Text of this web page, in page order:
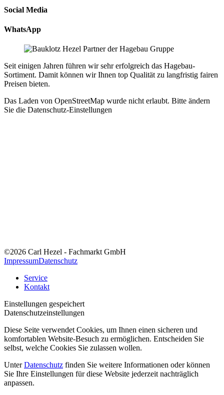
Social Media
WhatsApp
Seit einigen Jahren führen wir sehr erfolgreich das Hagebau-
Sortiment. Damit können wir Ihnen top Qualität zu langfristig fairen
Preisen bieten.
Das Laden von OpenStreetMap wurde nicht erlaubt. Bitte ändern
Sie die Datenschutz-Einstellungen
©2026 Carl Hezel - Fachmarkt GmbH
ImpressumDatenschutz
Service
Kontakt
Einstellungen gespeichert
Datenschutzeinstellungen
Diese Seite verwendet Cookies, um Ihnen einen sicheren und
komfortablen Website-Besuch zu ermöglichen. Entscheiden Sie
selbst, welche Cookies Sie zulassen wollen.
UnterDatenschutz finden Sie weitere Informationen oder können
Sie Ihre Einstellungen für diese Website jederzeit nachträglich
anpassen.